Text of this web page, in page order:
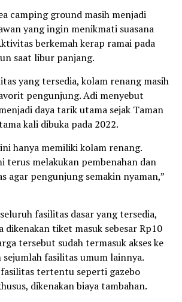
camping ground masih menjadi
yang ingin menikmati suasana
berkemah kerap ramai pada
saat libur panjang.
yang tersedia, kolam renang masih
pengunjung. Adi menyebut
daya tarik utama sejak Taman
kali dibuka pada 2022.
hanya memiliki kolam renang.
terus melakukan pembenahan dan
agar pengunjung semakin nyaman,”
fasilitas dasar yang tersedia,
dikenakan tiket masuk sebesar Rp10
tersebut sudah termasuk akses ke
fasilitas umum lainnya.
tertentu seperti gazebo
dikenakan biaya tambahan.